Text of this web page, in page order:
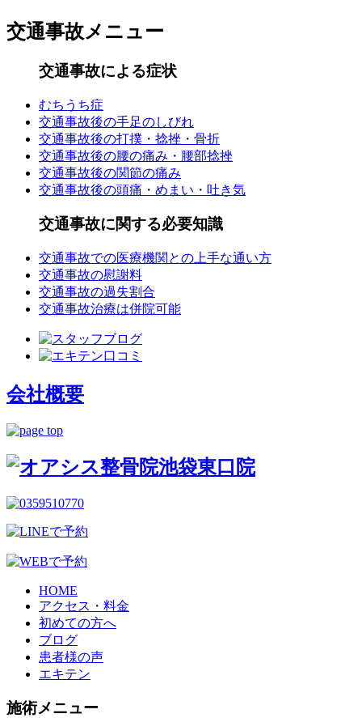
交通事故メニュー
交通事故による症状
むちうち症
交通事故後の手足のしびれ
交通事故後の打撲・捻挫・骨折
交通事故後の腰の痛み・腰部捻挫
交通事故後の関節の痛み
交通事故後の頭痛・めまい・吐き気
交通事故に関する必要知識
交通事故での医療機関との上手な通い方
交通事故の慰謝料
交通事故の過失割合
交通事故治療は併院可能
会社概要
HOME
アクセス・料金
初めての方へ
ブログ
患者様の声
エキテン
施術メニュー